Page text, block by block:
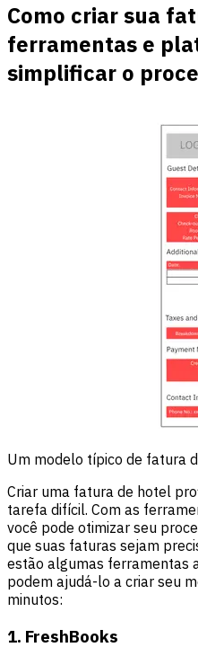
Como criar sua
ferramentas e
simplificar o
Um modelo típico de fatura
Criar uma fatura de hotel
tarefa difícil. Com as
você pode otimizar seu
que suas faturas sejam
estão algumas ferramentas
podem ajudá-lo a criar seu
minutos:
1. FreshBooks